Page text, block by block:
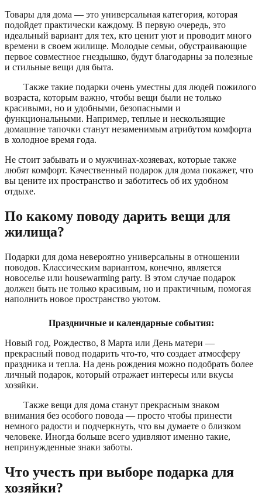
Товары для дома — это универсальная категория, которая
подойдет практически каждому. В первую очередь, это
идеальный вариант для тех, кто ценит уют и проводит много
времени в своем жилище. Молодые семьи, обустраивающие
первое совместное гнездышко, будут благодарны за полезные
и стильные вещи для быта.
Также такие подарки очень уместны для людей пожилого
возраста, которым важно, чтобы вещи были не только
красивыми, но и удобными, безопасными и
функциональными. Например, теплые и нескользящие
домашние тапочки станут незаменимым атрибутом комфорта
в холодное время года.
Не стоит забывать и о мужчинах-хозяевах, которые также
любят комфорт. Качественный подарок для дома покажет, что
вы цените их пространство и заботитесь об их удобном
отдыхе.
По какому поводу дарить вещи для
жилища?
Подарки для дома невероятно универсальны в отношении
поводов. Классическим вариантом, конечно, является
новоселье или housewarming party. В этом случае подарок
должен быть не только красивым, но и практичным, помогая
наполнить новое пространство уютом.
Праздничные и календарные события:
Новый год, Рождество, 8 Марта или День матери —
прекрасный повод подарить что-то, что создает атмосферу
праздника и тепла. На день рождения можно подобрать более
личный подарок, который отражает интересы или вкусы
хозяйки.
Также вещи для дома станут прекрасным знаком
внимания без особого повода — просто чтобы принести
немного радости и подчеркнуть, что вы думаете о близком
человеке. Иногда больше всего удивляют именно такие,
непринужденные знаки заботы.
Что учесть при выборе подарка для
хозяйки?